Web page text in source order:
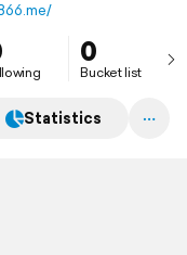
giây trải nghiệm.
0
Bucket list
Statistics